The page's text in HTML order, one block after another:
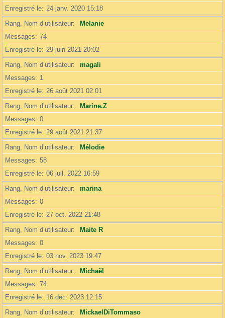
Enregistré le 24 janv. 2020 15:18
Rang, Nom d’utilisateur
Melanie
Messages
74
Enregistré le 29 juin 2021 20:02
Rang, Nom d’utilisateur
magali
Messages
1
Enregistré le 26 août 2021 02:01
Rang, Nom d’utilisateur
Marine.Z
Messages
0
Enregistré le 29 août 2021 21:37
Rang, Nom d’utilisateur
Mélodie
Messages
58
Enregistré le 06 juil. 2022 16:59
Rang, Nom d’utilisateur
marina
Messages
0
Enregistré le 27 oct. 2022 21:48
Rang, Nom d’utilisateur
Maite R
Messages
0
Enregistré le 03 nov. 2023 19:47
Rang, Nom d’utilisateur
Michaël
Messages
74
Enregistré le
16 déc. 2023 12:15
Rang, Nom d’utilisateur
MickaelDiTommaso